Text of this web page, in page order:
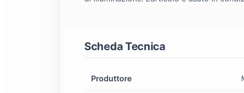
Scheda Tecnica
Produttore